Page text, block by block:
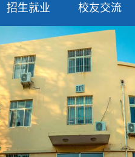
招生就业 校友交流